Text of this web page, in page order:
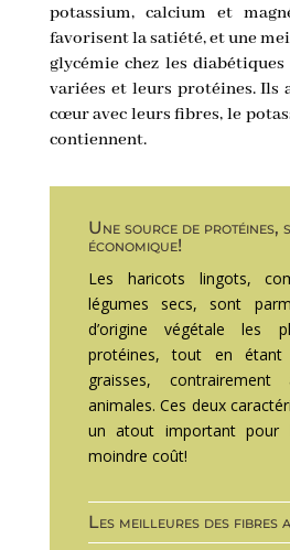
potassium, calcium et
favorisent la satiété, et une
glycémie chez les
variées et leurs protéines. Ils
cœur avec leurs fibres, le
contiennent.
Une source de protéines,
économique!
Les haricots lingots,
légumes secs, sont
d’origine végétale les
protéines, tout en étant
graisses, contrairement
animales. Ces deux
un atout important
moindre coût!
Les meilleures des fibres